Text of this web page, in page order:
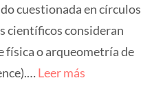
cuestionada en círculos
científicos consideran
física o arqueometría de
Leer más